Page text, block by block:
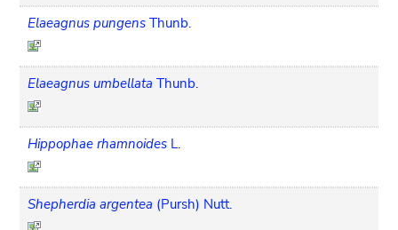
Elaeagnus pungens Thunb.
Elaeagnus umbellata Thunb.
Hippophae rhamnoides L.
Shepherdia argentea (Pursh) Nutt.